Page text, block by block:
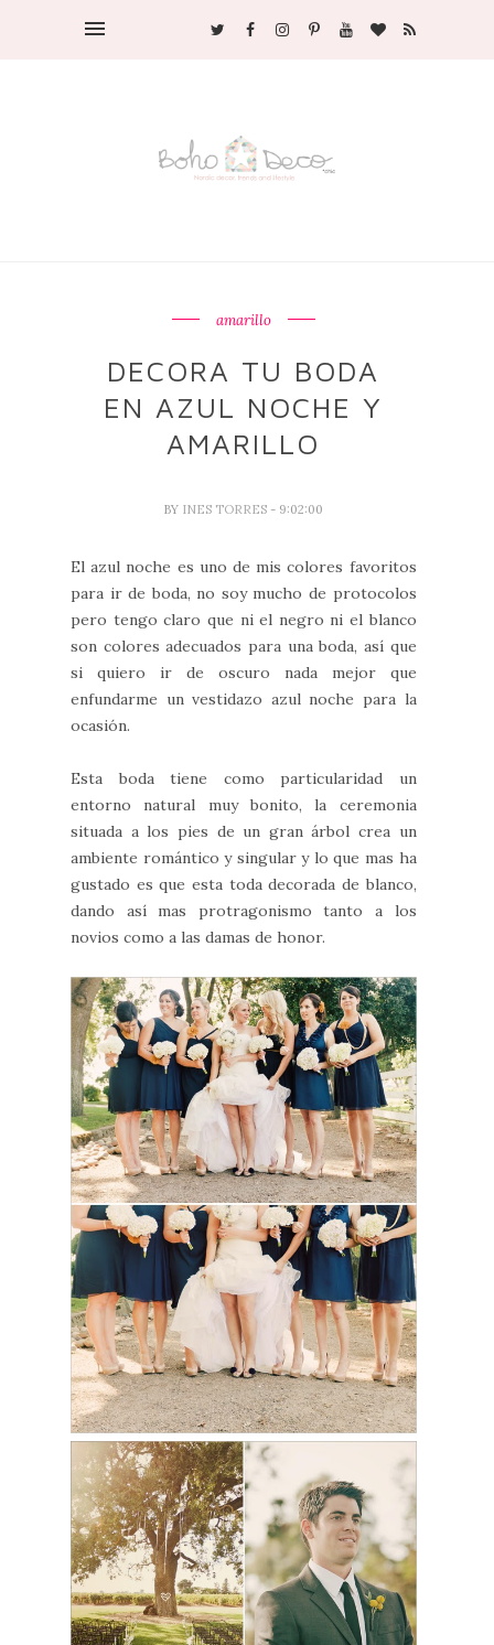
amarillo
DECORA TU BODA
EN AZUL NOCHE Y
AMARILLO
BY INES TORRES - 9:02:00
El azul noche es uno de mis colores favoritos
para ir de boda, no soy mucho de protocolos
pero tengo claro que ni el negro ni el blanco
son colores adecuados para una boda, así que
si quiero ir de oscuro nada mejor que
enfundarme un vestidazo azul noche para la
ocasión.
Esta boda tiene como particularidad un
entorno natural muy bonito, la ceremonia
situada a los pies de un gran árbol crea un
ambiente romántico y singular y lo que mas ha
gustado es que esta toda decorada de blanco,
dando así mas protragonismo tanto a los
novios como a las damas de honor.